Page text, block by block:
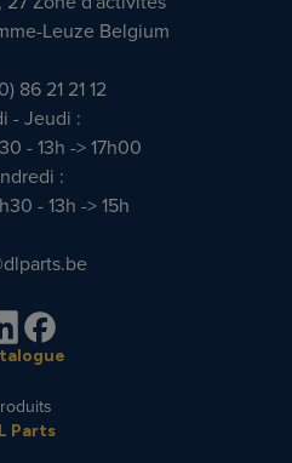
Leuze Belgium
86 21 21 12
- Jeudi :
- 13h -> 17h00
:
- 13h -> 15h
Parts